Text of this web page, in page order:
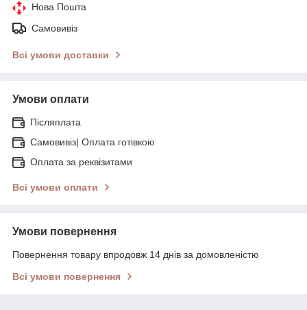
Нова Пошта
Самовивіз
Всі умови доставки
Умови оплати
Післяплата
Самовивіз| Оплата готівкою
Оплата за реквізитами
Всі умови оплати
Умови повернення
Повернення товару впродовж 14 днів за домовленістю
Всі умови повернення